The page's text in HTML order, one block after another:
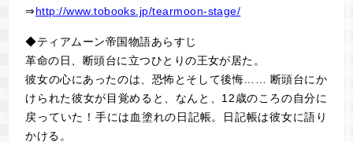
⇒http://www.tobooks.jp/tearmoon-stage/
◆ティアムーン帝国物語あらすじ
革命の日、断頭台に立つひとりの王女が居た。
彼女の心にあったのは、恐怖とそして後悔…… 断頭台にか
けられた彼女が目覚めると、なんと、12歳のころの自分に
戻っていた！手には血塗れの日記帳。日記帳は彼女に語り
かける。